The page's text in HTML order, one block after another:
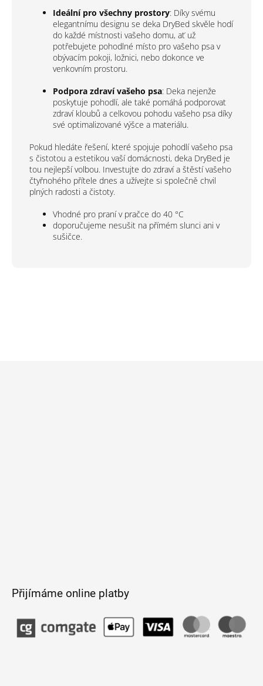
Ideální pro všechny prostory: Díky svému
elegantnímu designu se deka DryBed skvěle hodí
do každé místnosti vašeho domu, ať už
potřebujete pohodlné místo pro vašeho psa v
obývacím pokoji, ložnici, nebo dokonce ve
venkovním prostoru.
Podpora zdraví vašeho psa: Deka nejenže
poskytuje pohodlí, ale také pomáhá podporovat
zdraví kloubů a celkovou pohodu vašeho psa díky
své optimalizované výšce a materiálu.
Pokud hledáte řešení, které spojuje pohodlí vašeho psa
s čistotou a estetikou vaší domácnosti, deka DryBed je
tou nejlepší volbou. Investujte do zdraví a štěstí vašeho
čtyřnohého přítele dnes a užívejte si společně chvil
plných radosti a čistoty.
Vhodné pro praní v pračce do 40 °C
doporučujeme nesušit na přímém slunci ani v
sušičce.
Přijímáme online platby